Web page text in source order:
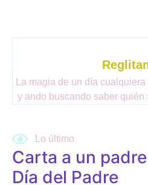
La magia de un día
y ando buscando saber quién
Write for us
Lo último
Carta a un
Día del Padre